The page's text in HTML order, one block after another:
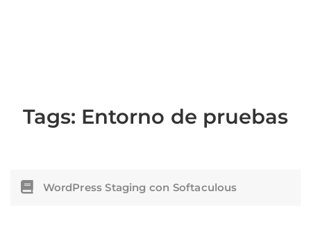
Tags: Entorno de pruebas
WordPress Staging con Softaculous